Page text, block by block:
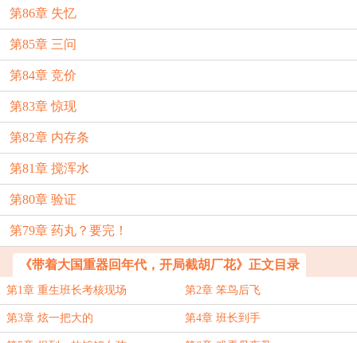
第86章 失忆
第85章 三问
第84章 竞价
第83章 惊现
第82章 内存条
第81章 搅浑水
第80章 验证
第79章 药丸？要完！
《带着大国重器回年代，开局截胡厂花》正文目录
第1章 重生班长考核现场 第2章 笨鸟后飞
第3章 炫一把大的 第4章 班长到手